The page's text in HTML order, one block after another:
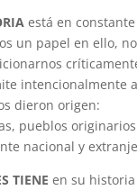
está en
un papel en ello,
intencionalmente
dieron origen:
pueblos
nacional y
TIENE en su